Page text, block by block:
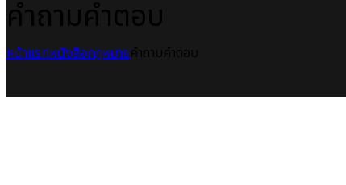
หน้าแรกหนังสือกฎหมาย